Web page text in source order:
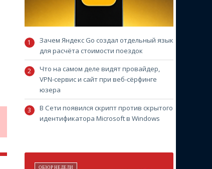
Зачем Яндекс Go создал отдельный язык
для расчёта стоимости поездок
Что на самом деле видят провайдер,
VPN-сервис и сайт при веб-сёрфинге
юзера
В Сети появился скрипт против скрытого
идентификатора Microsoft в Windows
ОБЗОР НЕДЕЛИ